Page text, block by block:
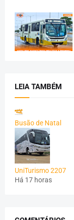
LEIA TAMBÉM
Busão de Natal
UniTurismo 2207
Há 17 horas